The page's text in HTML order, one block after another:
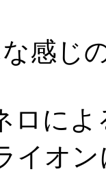
感じ
ロに
イオ